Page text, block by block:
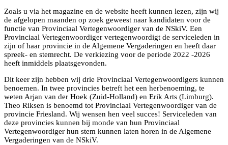
Zoals u via het magazine en de website heeft kunnen lezen, zijn wij
de afgelopen maanden op zoek geweest naar kandidaten voor de
functie van Provinciaal Vertegenwoordiger van de NSkiV. Een
Provinciaal Vertegenwoordiger vertegenwoordigt de serviceleden in
zijn of haar provincie in de Algemene Vergaderingen en heeft daar
spreek- en stemrecht. De verkiezing voor de periode 2022 -2026
heeft inmiddels plaatsgevonden.
Dit keer zijn hebben wij drie Provinciaal Vertegenwoordigers kunnen
benoemen. In twee provincies betreft het een herbenoeming, te
weten Arjan van der Hoek (Zuid-Holland) en Erik Arts (Limburg).
Theo Riksen is benoemd tot Provinciaal Vertegenwoordiger van de
provincie Friesland. Wij wensen hen veel succes! Serviceleden van
deze provincies kunnen bij monde van hun Provinciaal
Vertegenwoordiger hun stem kunnen laten horen in de Algemene
Vergaderingen van de NSkiV.